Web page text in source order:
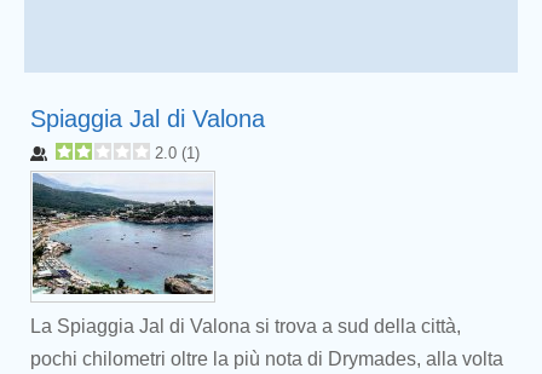
Spiaggia Jal di Valona
2.0 (1)
La Spiaggia Jal di Valona si trova a sud della città,
pochi chilometri oltre la più nota di Drymades, alla volta